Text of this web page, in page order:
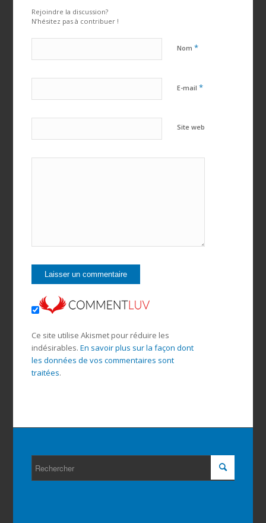
Rejoindre la discussion?
N’hésitez pas à contribuer !
Nom *
E-mail *
Site web
Ce site utilise Akismet pour réduire les
indésirables. En savoir plus sur la façon dont
les données de vos commentaires sont
traitées.